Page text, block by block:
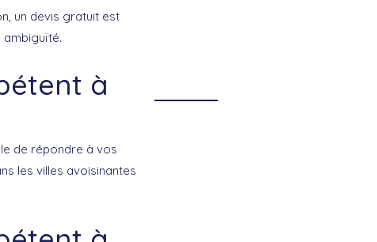
un devis gratuit est
à
de répondre à vos
les villes avoisinantes